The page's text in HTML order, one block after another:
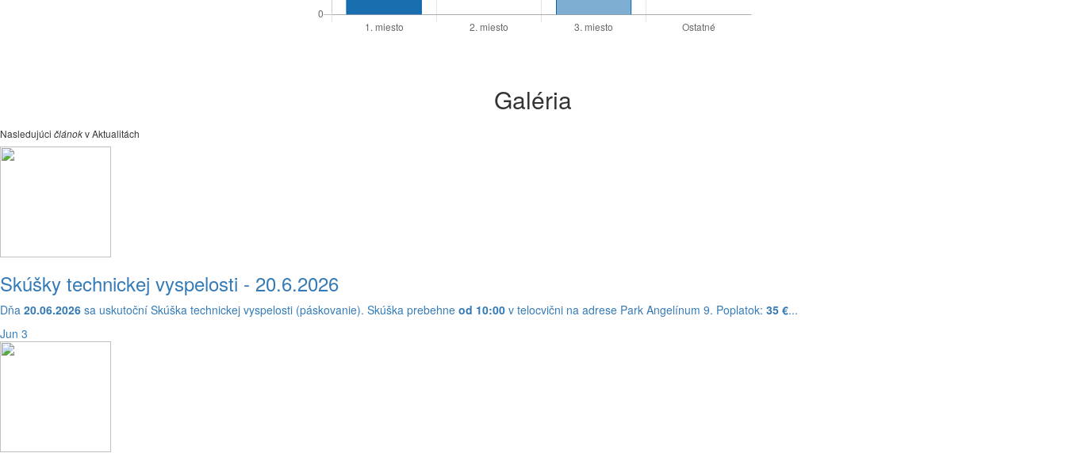
Galéria
Nasledujúci článokv Aktualitách
Skúšky technickej vyspelosti - 20.6.2026
Dňa 20.06.2026 sa uskutoční Skúška technickej vyspelosti (páskovanie). Skúška prebehne od 10:00 v telocvični na adrese Park Angelínum 9. Poplatok: 35 €...
Jun 3